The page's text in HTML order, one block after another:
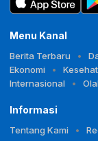
Menu Kanal
Berita Terbaru
Ekonomi
Internasional
Informasi
Tentang Kami